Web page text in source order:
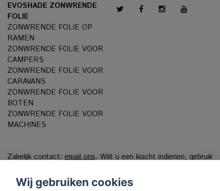
EVOSHADE ZONWRENDE
FOLIE
ZONWRENDE FOLIE OP
RAMEN
ZONWRENDE FOLIE VOOR
CAMPERS
ZONWRENDE FOLIE VOOR
CARAVANS
ZONWRENDE FOLIE VOOR
BOTEN
ZONWRENDE FOLIE VOOR
MACHINES
Zakelijk contact: email ons. Wilt u een klacht indienen, gebruik
Wij gebruiken cookies